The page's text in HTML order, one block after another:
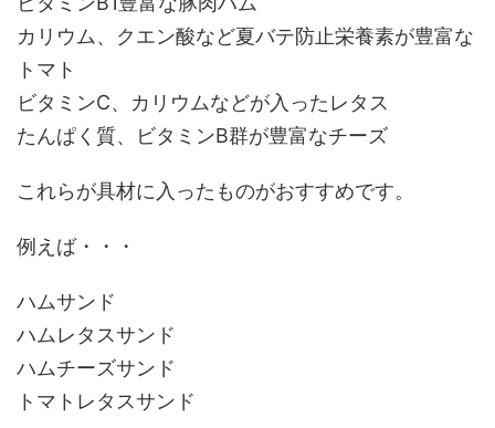
カリウム、クエン酸など夏バテ防止栄養素が豊富な
トマト
ビタミンC、カリウムなどが入ったレタス
たんぱく質、ビタミンB群が豊富なチーズ
これらが具材に入ったものがおすすめです。
例えば・・・
ハムサンド
ハムレタスサンド
ハムチーズサンド
トマトレタスサンド